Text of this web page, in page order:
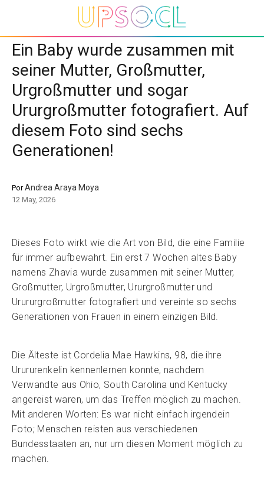
Ein Baby wurde zusammen mit
seiner Mutter, Großmutter,
Urgroßmutter und sogar
Ururgroßmutter fotografiert. Auf
diesem Foto sind sechs
Generationen!
PorAndrea Araya Moya
12 May, 2026
Dieses Foto wirkt wie die Art von Bild, die eine Familie
für immer aufbewahrt. Ein erst 7 Wochen altes Baby
namens Zhavia wurde zusammen mit seiner Mutter,
Großmutter, Urgroßmutter, Ururgroßmutter und
Urururgroßmutter fotografiert und vereinte so sechs
Generationen von Frauen in einem einzigen Bild.
Die Älteste ist Cordelia Mae Hawkins, 98, die ihre
Urururenkelin kennenlernen konnte, nachdem
Verwandte aus Ohio, South Carolina und Kentucky
angereist waren, um das Treffen möglich zu machen.
Mit anderen Worten: Es war nicht einfach irgendein
Foto; Menschen reisten aus verschiedenen
Bundesstaaten an, nur um diesen Moment möglich zu
machen.